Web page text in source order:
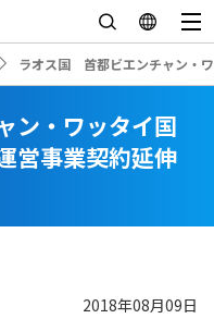
ラオス国 首都ビエンチャン・
ン・ワッタイ国
営事業契約延伸
2018年08月09日